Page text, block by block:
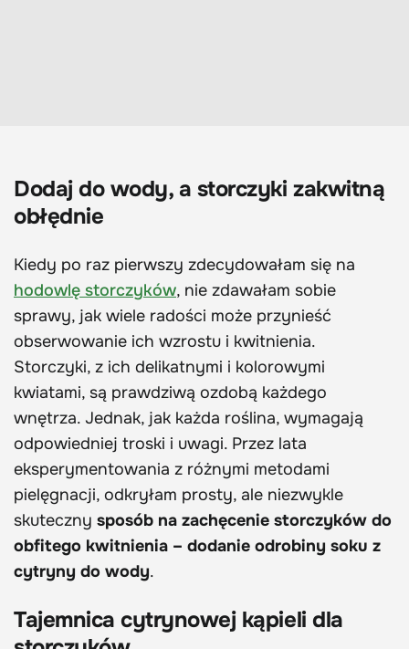
Dodaj do wody, a storczyki zakwitną
obłędnie
Kiedy po raz pierwszy zdecydowałam się na
hodowlę storczyków, nie zdawałam sobie
sprawy, jak wiele radości może przynieść
obserwowanie ich wzrostu i kwitnienia.
Storczyki, z ich delikatnymi i kolorowymi
kwiatami, są prawdziwą ozdobą każdego
wnętrza. Jednak, jak każda roślina, wymagają
odpowiedniej troski i uwagi. Przez lata
eksperymentowania z różnymi metodami
pielęgnacji, odkryłam prosty, ale niezwykle
skuteczny sposób na zachęcenie storczyków do
obfitego kwitnienia – dodanie odrobiny soku z
cytryny do wody.
Tajemnica cytrynowej kąpieli dla